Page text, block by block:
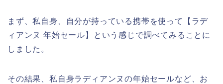
まず、私自身、自分が持っている携帯を使って【ラデ
ィアンヌ 年始セール】という感じで調べてみることに
しました。
その結果、私自身ラディアンヌの年始セールなど、お